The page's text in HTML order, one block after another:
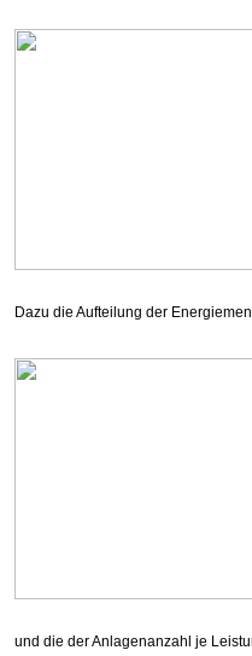
Dazu die Aufteilung der
und die der Anlagenanzahl je